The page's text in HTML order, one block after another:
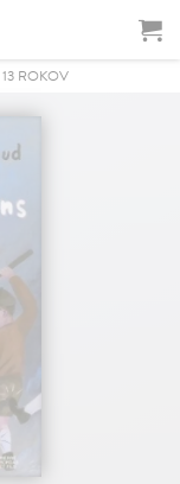
ROKOV